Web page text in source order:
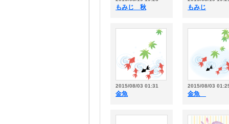
もみじ 秋 もみじ
2015/08/03 01:31
金魚
2015/08/03
金魚